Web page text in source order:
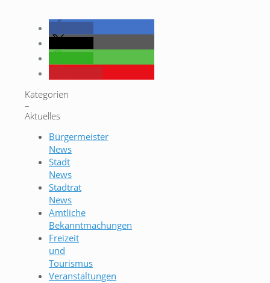
Kategorien
–
Aktuelles
Bürgermeister
News
Stadt
News
Stadtrat
News
Amtliche
Bekanntmachungen
Freizeit
und
Tourismus
Veranstaltungen